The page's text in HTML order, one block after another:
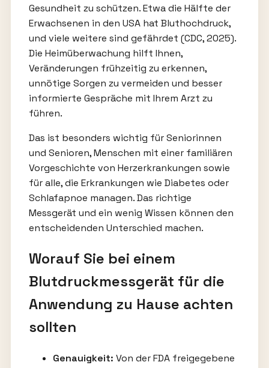
Gesundheit zu schützen. Etwa die Hälfte der
Erwachsenen in den USA hat Bluthochdruck,
und viele weitere sind gefährdet (CDC, 2025).
Die Heimüberwachung hilft Ihnen,
Veränderungen frühzeitig zu erkennen,
unnötige Sorgen zu vermeiden und besser
informierte Gespräche mit Ihrem Arzt zu
führen.
Das ist besonders wichtig für Seniorinnen
und Senioren, Menschen mit einer familiären
Vorgeschichte von Herzerkrankungen sowie
für alle, die Erkrankungen wie Diabetes oder
Schlafapnoe managen. Das richtige
Messgerät und ein wenig Wissen können den
entscheidenden Unterschied machen.
Worauf Sie bei einem
Blutdruckmessgerät für die
Anwendung zu Hause achten
sollten
Genauigkeit: Von der FDA freigegebene